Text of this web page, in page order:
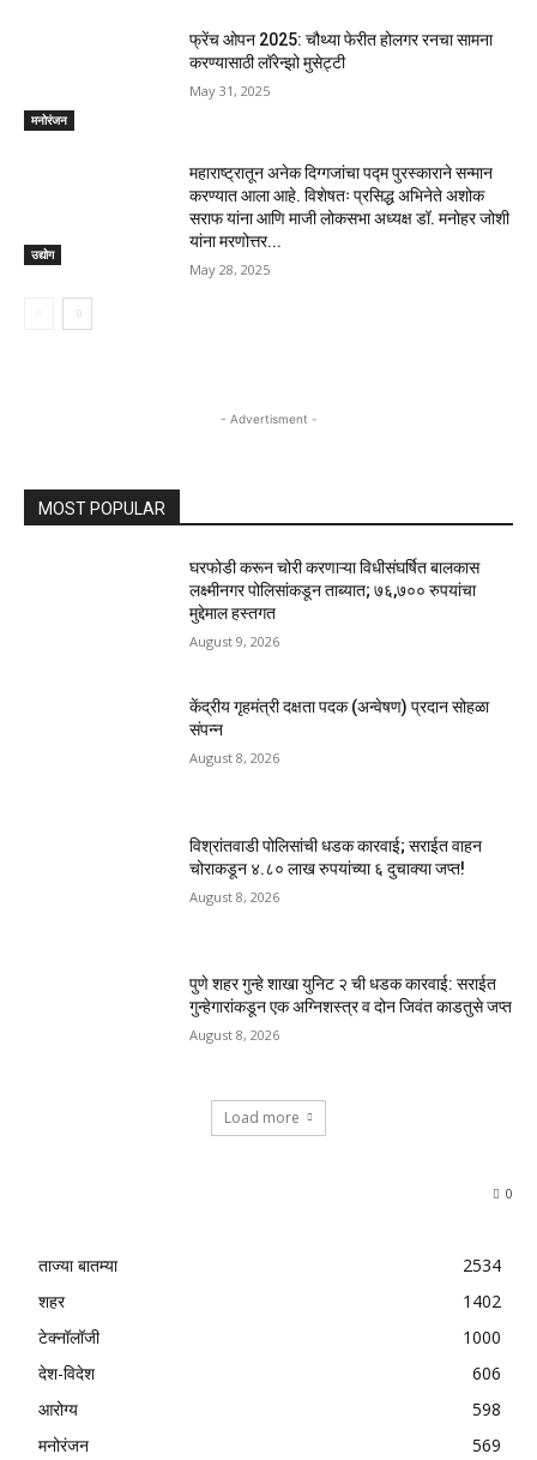
मनोरंजन
फ्रेंच ओपन 2025: चौथ्या फेरीत होलगर रनचा सामना
करण्यासाठी लॉरेन्झो मुसेट्टी
May 31, 2025
उद्योग
महाराष्ट्रातून अनेक दिग्गजांचा पद्म पुरस्काराने सन्मान
करण्यात आला आहे. विशेषतः प्रसिद्ध अभिनेते अशोक
सराफ यांना आणि माजी लोकसभा अध्यक्ष डॉ. मनोहर जोशी
यांना मरणोत्तर...
May 28, 2025
- Advertisment -
MOST POPULAR
घरफोडी करून चोरी करणाऱ्या विधीसंघर्षित बालकास
लक्ष्मीनगर पोलिसांकडून ताब्यात; ७६,७०० रुपयांचा
मुद्देमाल हस्तगत
August 9, 2026
केंद्रीय गृहमंत्री दक्षता पदक (अन्वेषण) प्रदान सोहळा
संपन्न
August 8, 2026
विश्रांतवाडी पोलिसांची धडक कारवाई; सराईत वाहन
चोराकडून ४.८० लाख रुपयांच्या ६ दुचाक्या जप्त!
August 8, 2026
पुणे शहर गुन्हे शाखा युनिट २ ची धडक कारवाई: सराईत
गुन्हेगारांकडून एक अग्निशस्त्र व दोन जिवंत काडतुसे जप्त
August 8, 2026
Load more
0
ताज्या बातम्या
2534
शहर
1402
टेक्नॉलॉजी
1000
देश-विदेश
606
आरोग्य
598
मनोरंजन
569